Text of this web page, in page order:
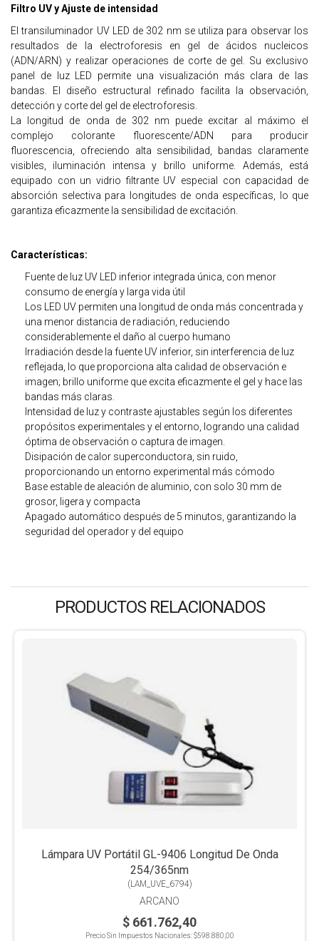
Filtro UV y Ajuste de intensidad
El transiluminador UV LED de 302 nm se utiliza para observar los
resultados de la electroforesis en gel de ácidos nucleicos
(ADN/ARN) y realizar operaciones de corte de gel. Su exclusivo
panel de luz LED permite una visualización más clara de las
bandas. El diseño estructural refinado facilita la observación,
detección y corte del gel de electroforesis.
La longitud de onda de 302 nm puede excitar al máximo el
complejo colorante fluorescente/ADN para producir
fluorescencia, ofreciendo alta sensibilidad, bandas claramente
visibles, iluminación intensa y brillo uniforme. Además, está
equipado con un vidrio filtrante UV especial con capacidad de
absorción selectiva para longitudes de onda específicas, lo que
garantiza eficazmente la sensibilidad de excitación.
Características:
Fuente de luz UV LED inferior integrada única, con menor
consumo de energía y larga vida útil
Los LED UV permiten una longitud de onda más concentrada y
una menor distancia de radiación, reduciendo
considerablemente el daño al cuerpo humano
Irradiación desde la fuente UV inferior, sin interferencia de luz
reflejada, lo que proporciona alta calidad de observación e
imagen; brillo uniforme que excita eficazmente el gel y hace las
bandas más claras.
Intensidad de luz y contraste ajustables según los diferentes
propósitos experimentales y el entorno, logrando una calidad
óptima de observación o captura de imagen.
Disipación de calor superconductora, sin ruido,
proporcionando un entorno experimental más cómodo
Base estable de aleación de aluminio, con solo 30 mm de
grosor, ligera y compacta
Apagado automático después de 5 minutos, garantizando la
seguridad del operador y del equipo
PRODUCTOS RELACIONADOS
Lámpara UV Portátil GL-9406 Longitud De Onda
254/365nm
(LAM_UVE_6794)
ARCANO
$ 661.762,40
Precio Sin Impuestos Nacionales:$598.880,00